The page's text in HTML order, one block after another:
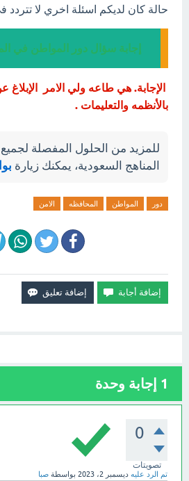
حالة كان لديكم اسئلة اخري لا
إجابة سؤال دور المواطن في
الإجابة. هي طاعه ولي الامر الإبلاغ
بالأنظمه والتعليمات .
للمزيد من الحلول المفصلة
المناهج السعودية، يمكنك زيارة
دور المواطن المحافظه الامن
1 إجابة وحدة
0
تصويتات
تم الرد عليه ديسمبر 2، 2023 بواسطة صبا